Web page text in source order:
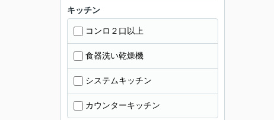
キッチン
コンロ２口以上
食器洗い乾燥機
システムキッチン
カウンターキッチン